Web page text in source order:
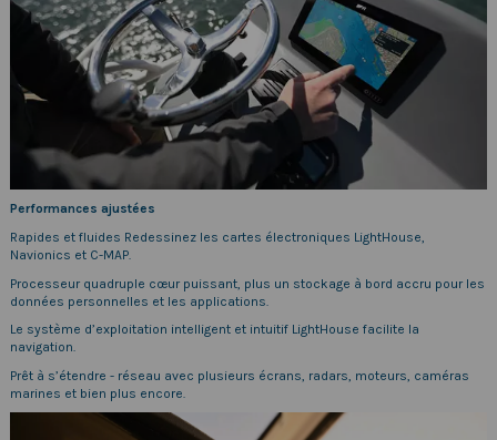
Performances ajustées
Rapides et fluides Redessinez les cartes électroniques LightHouse,
Navionics et C-MAP.
Processeur quadruple cœur puissant, plus un stockage à bord accru pour les
données personnelles et les applications.
Le système d’exploitation intelligent et intuitif LightHouse facilite la
navigation.
Prêt à s’étendre - réseau avec plusieurs écrans, radars, moteurs, caméras
marines et bien plus encore.